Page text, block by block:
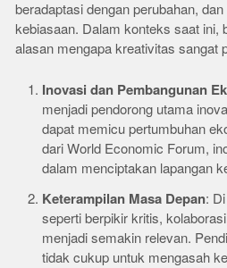
beradaptasi dengan perubahan,
kebiasaan. Dalam konteks saat ini,
alasan mengapa kreativitas sangat
Inovasi dan Pembangunan
menjadi pendorong utama
dapat memicu pertumbuhan
dari World Economic Forum,
dalam menciptakan lapangan
Keterampilan Masa Depan:
seperti berpikir kritis,
menjadi semakin relevan.
tidak cukup untuk mengasah